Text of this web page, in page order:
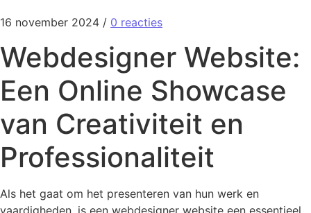
16 november 2024 / 0 reacties
Webdesigner Website:
Een Online Showcase
van Creativiteit en
Professionaliteit
Als het gaat om het presenteren van hun werk en
vaardigheden, is een webdesigner website een essentieel